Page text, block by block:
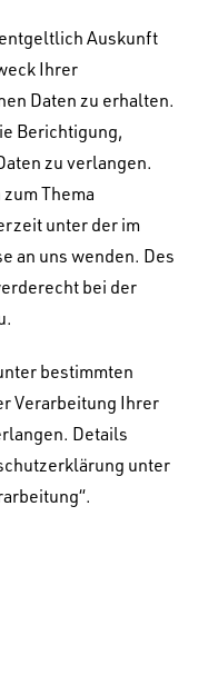
Auskunft
Ihrer
Daten zu erhalten.
Berichtigung,
zu verlangen.
Thema
unter der im
an uns wenden. Des
bei der
bestimmten
Verarbeitung Ihrer
Details
unter